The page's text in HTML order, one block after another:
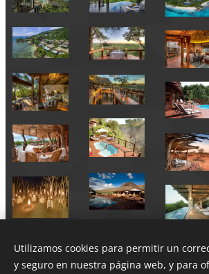
Utilizamos cookies para permitir un
y seguro en nuestra página web, y para